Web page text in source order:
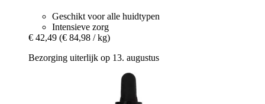
Geschikt voor alle huidtypen
Intensieve zorg
€ 42,49 (€ 84,98 / kg)
Bezorging uiterlijk op 13. augustus